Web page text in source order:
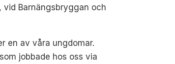
vid Barnängsbryggan och
en av våra ungdomar.
jobbade hos oss via